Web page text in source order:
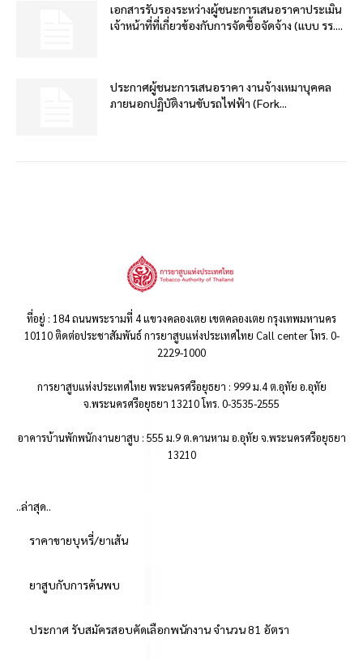
เอกสารรับรองระหว่างผู้ชนะการเสนอราคาประเมิน
เจ้าหน้าที่ที่เกี่ยวข้องกับการจัดซื้อจัดจ้าง (แบบ รร....
ประกาศผู้ชนะการเสนอราคา งานจ้างเหมาบุคคล
ภายนอกปฏิบัติงานขับรถไฟฟ้า (Fork...
ที่อยู่ : 184 ถนนพระรามที่ 4 แขวงคลองเตย เขตคลองเตย กรุงเทพมหานคร
10110 ติดต่อประชาสัมพันธ์ การยาสูบแห่งประเทศไทย Call center โทร. 0-
2229-1000
การยาสูบแห่งประเทศไทย พระนครศรีอยุธยา : 999 ม.4 ต.อุทัย อ.อุทัย
จ.พระนครศรีอยุธยา 13210 โทร. 0-3535-2555
อาคารบ้านพักพนักงานยาสูบ : 555 ม.9 ต.คานหาม อ.อุทัย จ.พระนครศรีอยุธยา
13210
..ล่าสุด..
ราคาขายบุหรี่/ยาเส้น
ยาสูบกับการค้นพบ
ประกาศ รับสมัครสอบคัดเลือกพนักงาน จำนวน 81 อัตรา